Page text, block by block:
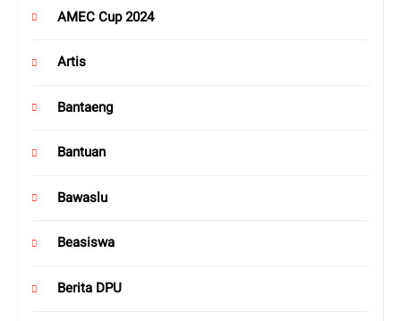
AMEC Cup 2024
Artis
Bantaeng
Bantuan
Bawaslu
Beasiswa
Berita DPU